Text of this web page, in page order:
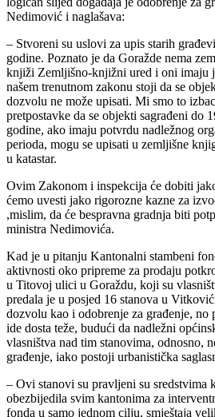
građaninu je li dozvoljeno građenje u
logičan slijed događaja je odobrenje za
Nedimović i naglašava:
– Stvoreni su uslovi za upis starih
godine. Poznato je da Goražde nema
knjiži Zemljišno-knjižni ured i oni imaju
našem trenutnom zakonu stoji da se
dozvolu ne može upisati. Mi smo to
pretpostavke da se objekti sagrađeni do
perioda, mogu se upisati u zemljišne
u katastar.
Ovim Zakonom i inspekcija će dobiti
,mislim, da će bespravna gradnja biti
ministra Nedimovića.
Kad je u pitanju Kantonalni stambeni
aktivnosti oko pripreme za prodaju
u Titovoj ulici u Goraždu, koji su
predala je u posjed 16 stanova u
dozvolu kao i odobrenje za građenje,
vlasništva nad tim stanovima, odnosno,
građenje, iako postoji urbanistička